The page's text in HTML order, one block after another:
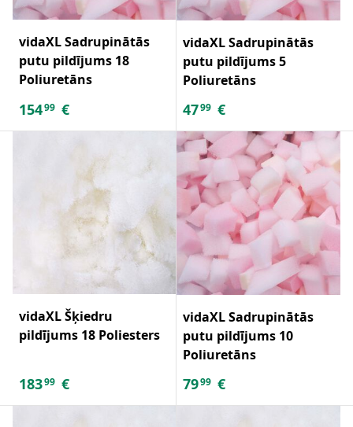
vidaXL Sadrupinātās
putu pildījums 18
Poliuretāns
15499 €
vidaXL Sadrupinātās
putu pildījums 5
Poliuretāns
4799 €
vidaXL Šķiedru
pildījums 18 Poliesters
18399 €
vidaXL Sadrupinātās
putu pildījums 10
Poliuretāns
7999 €